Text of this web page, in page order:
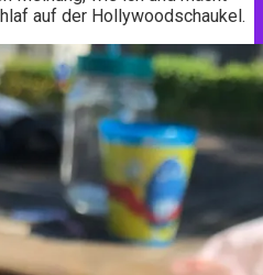
auf der Hollywoodschaukel.